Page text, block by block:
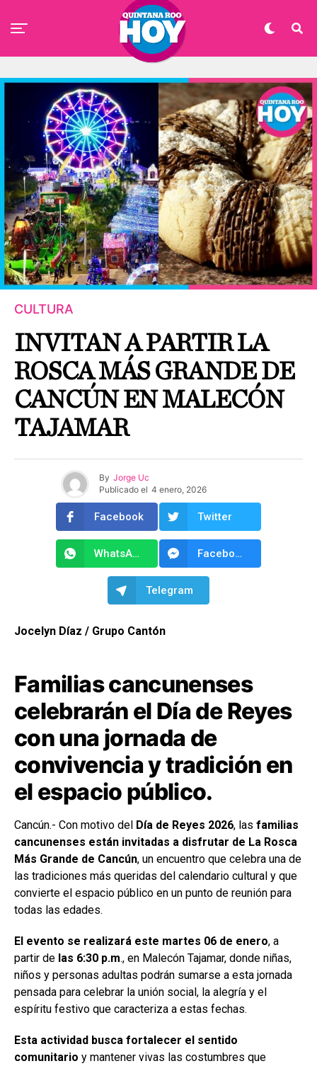
CULTURA
INVITAN A PARTIR LA
ROSCA MÁS GRANDE DE
CANCÚN EN MALECÓN
TAJAMAR
By Jorge Uc
Publicado el 4 enero, 2026
Facebook Twitter
WhatsApp Facebook Messenger
Telegram
Jocelyn Díaz / Grupo Cantón
Familias cancunenses
celebrarán el Día de Reyes
con una jornada de
convivencia y tradición en
el espacio público.
Cancún.- Con motivo del Día de Reyes 2026, las familias
cancunenses están invitadas a disfrutar de La Rosca
Más Grande de Cancún, un encuentro que celebra una de
las tradiciones más queridas del calendario cultural y que
convierte el espacio público en un punto de reunión para
todas las edades.
El evento se realizará este martes 06 de enero, a
partir de las 6:30 p.m., en Malecón Tajamar, donde niñas,
niños y personas adultas podrán sumarse a esta jornada
pensada para celebrar la unión social, la alegría y el
espíritu festivo que caracteriza a estas fechas.
Esta actividad busca fortalecer el sentido
comunitario y mantener vivas las costumbres que